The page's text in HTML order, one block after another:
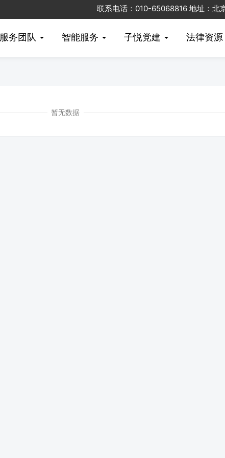
联系电话：010-65068816 地址：北
服务团队 智能服务 子悦党建 法律资源
暂无数据